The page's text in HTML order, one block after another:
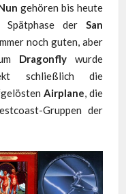
gehören bis heute
der San
noch guten, aber
Dragonfly wurde
schließlich die
Airplane , die
Gruppen der